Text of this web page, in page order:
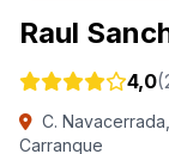
Raul
4,0
C.
Carranque